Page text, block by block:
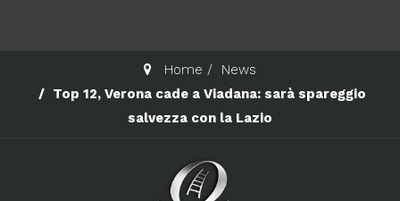
Home
News
Top 12, Verona cade a Viadana: sarà spareggio
salvezza con la Lazio